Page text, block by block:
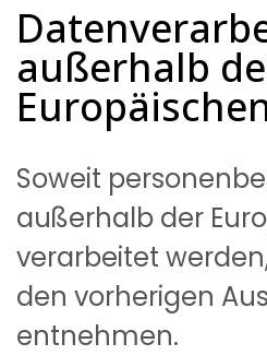
außerhalb
Soweit
außerhalb der
verarbeitet
den vorherigen
entnehmen.